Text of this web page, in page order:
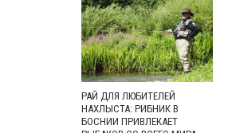
РАЙ ДЛЯ ЛЮБИТЕЛЕЙ
НАХЛЫСТА: РИБНИК В
БОСНИИ ПРИВЛЕКАЕТ